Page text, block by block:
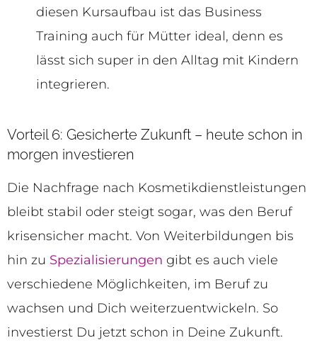
diesen Kursaufbau ist das Business
Training auch für Mütter ideal, denn es
lässt sich super in den Alltag mit Kindern
integrieren.
Vorteil 6: Gesicherte Zukunft – heute schon in
morgen investieren
Die Nachfrage nach Kosmetikdienstleistungen
bleibt stabil oder steigt sogar, was den Beruf
krisensicher macht. Von Weiterbildungen bis
hin zu Spezialisierungen gibt es auch viele
verschiedene Möglichkeiten, im Beruf zu
wachsen und Dich weiterzuentwickeln. So
investierst Du jetzt schon in Deine Zukunft.